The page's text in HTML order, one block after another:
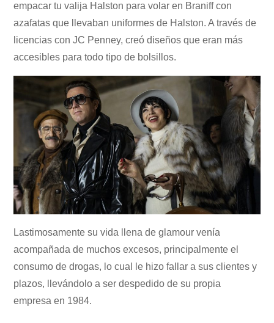
empacar tu valija Halston para volar en Braniff con
azafatas que llevaban uniformes de Halston. A través de
licencias con JC Penney, creó diseños que eran más
accesibles para todo tipo de bolsillos.
Lastimosamente su vida llena de glamour venía
acompañada de muchos excesos, principalmente el
consumo de drogas, lo cual le hizo fallar a sus clientes y
plazos, llevándolo a ser despedido de su propia
empresa en 1984.